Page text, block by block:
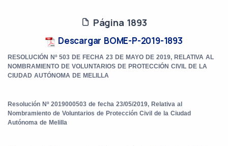
Página 1893
Descargar BOME-P-2019-1893
RESOLUCIÓN Nº 503 DE FECHA 23 DE MAYO DE 2019, RELATIVA AL
NOMBRAMIENTO DE VOLUNTARIOS DE PROTECCIÓN CIVIL DE LA
CIUDAD AUTÓNOMA DE MELILLA
Resolución Nº 2019000503 de fecha 23/05/2019, Relativa al
Nombramiento de Voluntarios de Protección Civil de la Ciudad
Autónoma de Melilla